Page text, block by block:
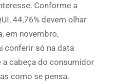
Conforme a
44,76% devem olhar
em novembro,
conferir só na data
a cabeça do consumidor
como se pensa.